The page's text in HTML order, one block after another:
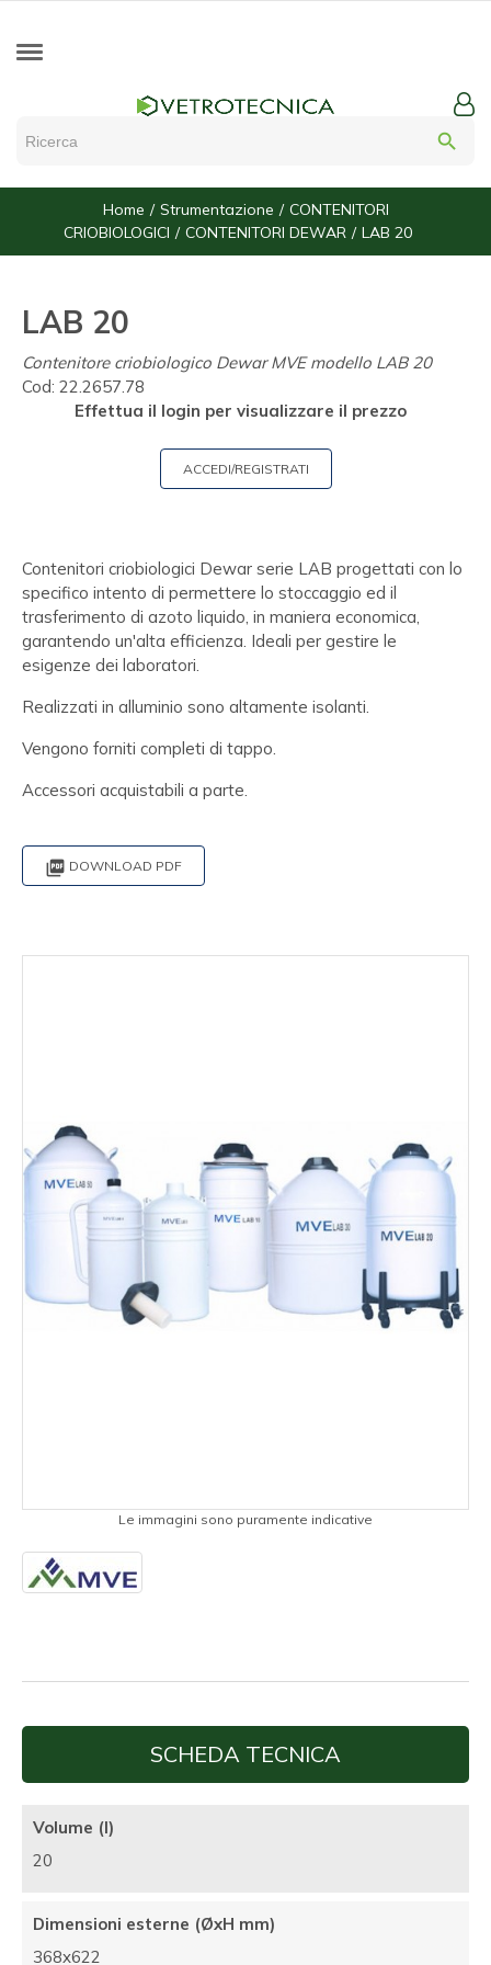
search
Home Strumentazione
CONTENITORI
CRIOBIOLOGICI
CONTENITORI DEWAR LAB 20
LAB 20
Contenitore criobiologico Dewar MVE modello LAB 20
Cod: 22.2657.78
Effettua il login per visualizzare il prezzo
ACCEDI/REGISTRATI
Contenitori criobiologici Dewar serie LAB progettati con lo
specifico intento di permettere lo stoccaggio ed il
trasferimento di azoto liquido, in maniera economica,
garantendo un'alta efficienza. Ideali per gestire le
esigenze dei laboratori.
Realizzati in alluminio sono altamente isolanti.
Vengono forniti completi di tappo.
Accessori acquistabili a parte.
 DOWNLOAD PDF
Le immagini sono puramente indicative
SCHEDA TECNICA
Volume (l)
20
Dimensioni esterne (ØxH mm)
368x622